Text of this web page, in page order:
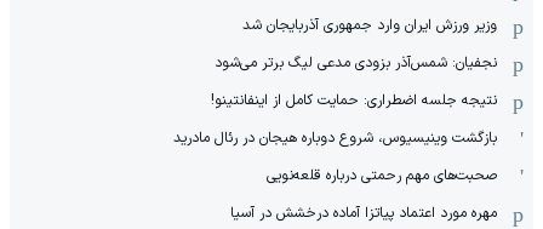
وزیر ورزش ایران وارد جمهوری آذربایجان شد
نجفیان: شمس‌آذر بزودی مدعی لیگ برتر می‌شود
نتیجه جلسه اضطراری: حمایت کامل از اینفانتینو!
بازگشت وینیسیوس، شروع دوباره هیجان در رئال مادرید
صحبت‌های مهم رحمتی درباره قلعه‌نویی
مهره مورد اعتماد پیاتزا آماده درخشش در آسیا